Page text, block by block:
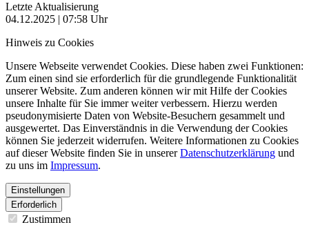
Letzte Aktualisierung
04.12.2025 | 07:58 Uhr
Hinweis zu Cookies
Unsere Webseite verwendet Cookies. Diese haben zwei Funktionen:
Zum einen sind sie erforderlich für die grundlegende Funktionalität
unserer Website. Zum anderen können wir mit Hilfe der Cookies
unsere Inhalte für Sie immer weiter verbessern. Hierzu werden
pseudonymisierte Daten von Website-Besuchern gesammelt und
ausgewertet. Das Einverständnis in die Verwendung der Cookies
können Sie jederzeit widerrufen. Weitere Informationen zu Cookies
auf dieser Website finden Sie in unsererDatenschutzerklärung und
zu uns im Impressum.
Einstellungen
Erforderlich
Zustimmen